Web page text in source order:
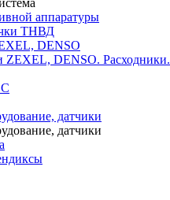
аппаратуры
ТНВД
DENSO
ZEXEL, DENSO. Расходники.
датчики
датчики